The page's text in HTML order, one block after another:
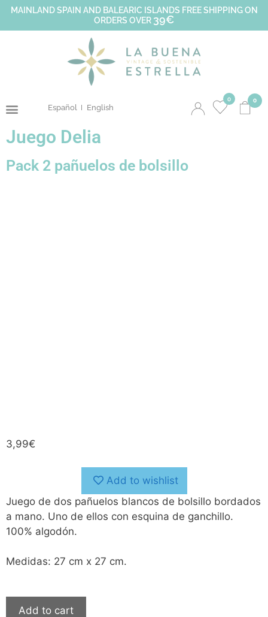
MAINLAND SPAIN AND BALEARIC ISLANDS FREE SHIPPING ON
ORDERS OVER 39€
Español English
0 0
Juego Delia
Pack 2 pañuelos de bolsillo
3,99€
Add to wishlist
Juego de dos pañuelos blancos de bolsillo bordados
a mano. Uno de ellos con esquina de ganchillo.
100% algodón.
Medidas: 27 cm x 27 cm.
Add to cart